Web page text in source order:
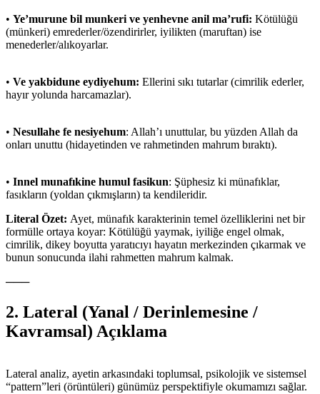
• Ye’murune bil munkeri ve yenhevne anil ma’rufi: Kötülüğü
(münkeri) emrederler/özendirirler, iyilikten (maruftan) ise
menederler/alıkoyarlar.
• Ve yakbidune eydiyehum: Ellerini sıkı tutarlar (cimrilik ederler,
hayır yolunda harcamazlar).
• Nesullahe fe nesiyehum: Allah’ı unuttular, bu yüzden Allah da
onları unuttu (hidayetinden ve rahmetinden mahrum bıraktı).
• Innel munafıkine humul fasikun: Şüphesiz ki münafıklar,
fasıkların (yoldan çıkmışların) ta kendileridir.
Literal Özet: Ayet, münafık karakterinin temel özelliklerini net bir
formülle ortaya koyar: Kötülüğü yaymak, iyiliğe engel olmak,
cimrilik, dikey boyutta yaratıcıyı hayatın merkezinden çıkarmak ve
bunun sonucunda ilahi rahmetten mahrum kalmak.
───
2. Lateral (Yanal / Derinlemesine /
Kavramsal) Açıklama
Lateral analiz, ayetin arkasındaki toplumsal, psikolojik ve sistemsel
“pattern”leri (örüntüleri) günümüz perspektifiyle okumamızı sağlar.